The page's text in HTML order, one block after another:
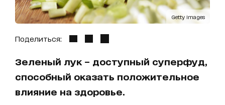
Getty Images
Поделиться:
Зеленый лук – доступный суперфуд,
способный оказать положительное
влияние на здоровье.